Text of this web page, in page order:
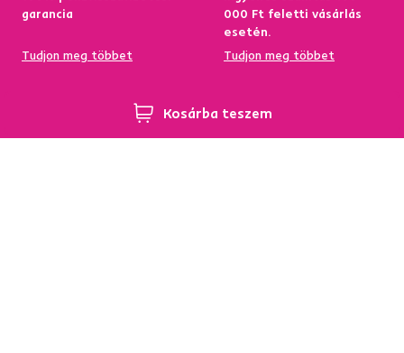
Kosárba teszem
garancia
Tudjon meg többet
000 Ft feletti vásárlás
esetén.
Tudjon meg többet